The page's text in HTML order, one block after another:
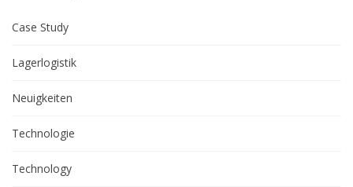
Case Study
Lagerlogistik
Neuigkeiten
Technologie
Technology